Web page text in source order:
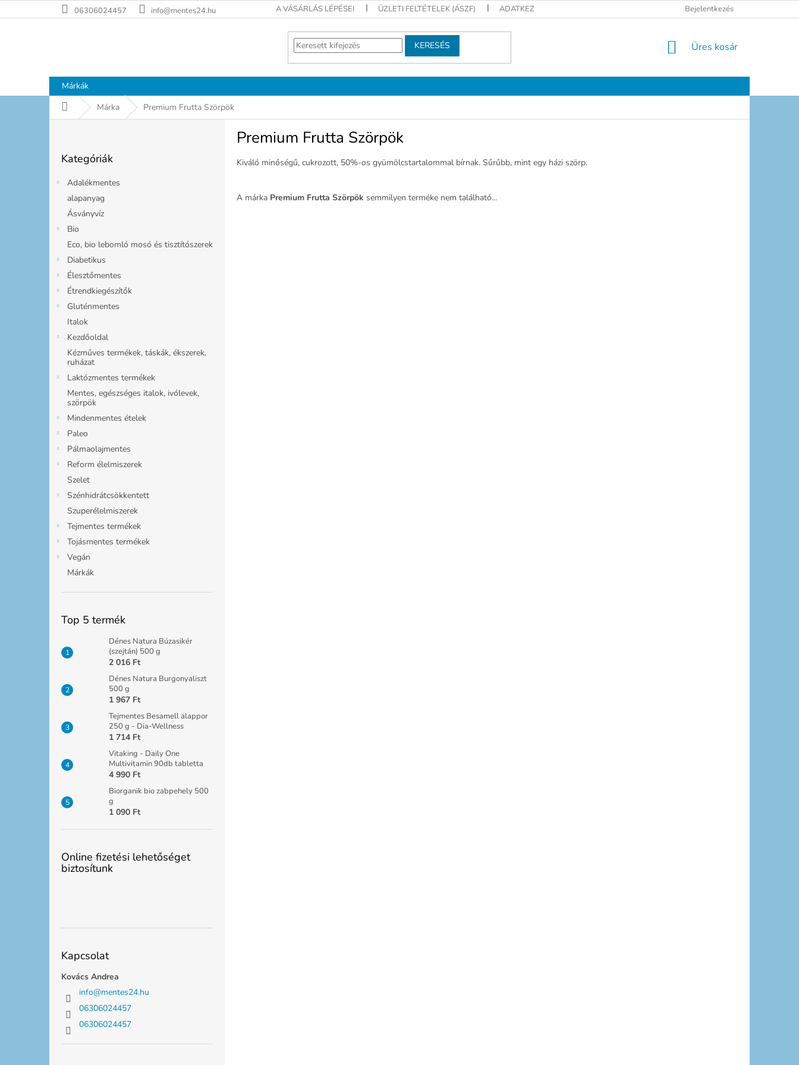
a
06306024457 info@mentes24.hu A VÁSÁRLÁS LÉPÉSEI ÜZLETI FELTÉTELEK (ÁSZF) ADATKEZELÉSI TÁJÉKOZTATÓ JOGI NYILATKOZAT ELÉRHETŐSÉGEK
Bejelentkezés
KERESÉS KOSÁR
Üres kosár
Márkák
KezdőlapMárka Premium Frutta Szörpök
átugrása
Kategóriák
Adalékmentes
alapanyag
Ásványvíz
Bio
Eco, bio lebomló mosó és tisztítószerek
Diabetikus
Élesztőmentes
Étrendkiegészítők
Gluténmentes
Italok
Kezdőoldal
Kézműves termékek, táskák, ékszerek,
ruházat
Laktózmentes termékek
Mentes, egészséges italok, ivólevek,
szörpök
Mindenmentes ételek
Paleo
Pálmaolajmentes
Reform élelmiszerek
Szelet
Szénhidrátcsökkentett
Szuperélelmiszerek
Tejmentes termékek
Tojásmentes termékek
Vegán
Márkák
Top 5 termék
Dénes Natura Búzasikér
(szejtán) 500 g
2 016 Ft
Dénes Natura Burgonyaliszt
500 g
1 967 Ft
Tejmentes Besamell alappor
250 g - Dia-Wellness
1 714 Ft
Vitaking - Daily One
Multivitamin 90db tabletta
4 990 Ft
Biorganik bio zabpehely 500
g
1 090 Ft
Online fizetési lehetőséget
biztosítunk
Kapcsolat
Kovács Andrea
info@mentes24.hu
06306024457
06306024457
Premium Frutta Szörpök
Kiváló minőségű, cukrozott, 50%-os gyümölcstartalommal bírnak. Sűrűbb, mint egy házi szörp.
A márka Premium Frutta Szörpök semmilyen terméke nem található...